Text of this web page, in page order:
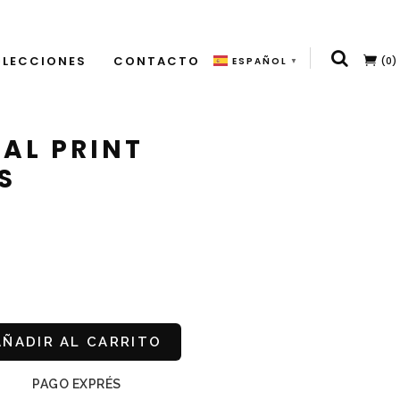
CONTACTO ESPAÑOL ▼ (0)
PRINT
AL CARRITO
PAGO EXPRÉS